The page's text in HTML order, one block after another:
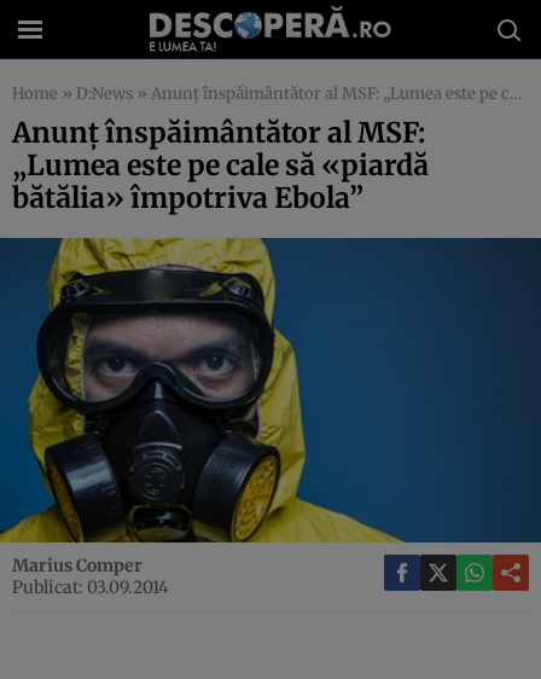
Home » D:News » Anunţ înspăimântător al MSF: „Lumea este pe cale să «piardă bătălia» împotriva Ebola”
Anunţ înspăimântător al MSF:
„Lumea este pe cale să «piardă
bătălia» împotriva Ebola”
Marius Comper
Publicat: 03.09.2014